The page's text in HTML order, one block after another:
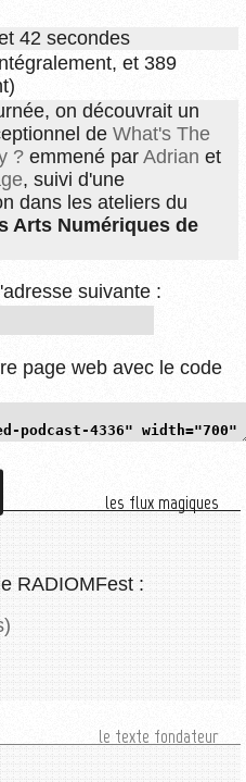
42 secondes
et 389
on découvrait un
de What's The
? emmené par Adrian et
, suivi d'une
dans les ateliers du
Arts Numériques de
suivante :
page web avec le code
les flux magiques
RADIOMFest :
le texte fondateur